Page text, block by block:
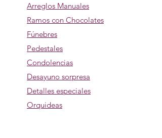
Arreglos Manuales
Ramos con Chocolates
Fúnebres
Pedestales
Condolencias
Desayuno sorpresa
Detalles especiales
Orquideas